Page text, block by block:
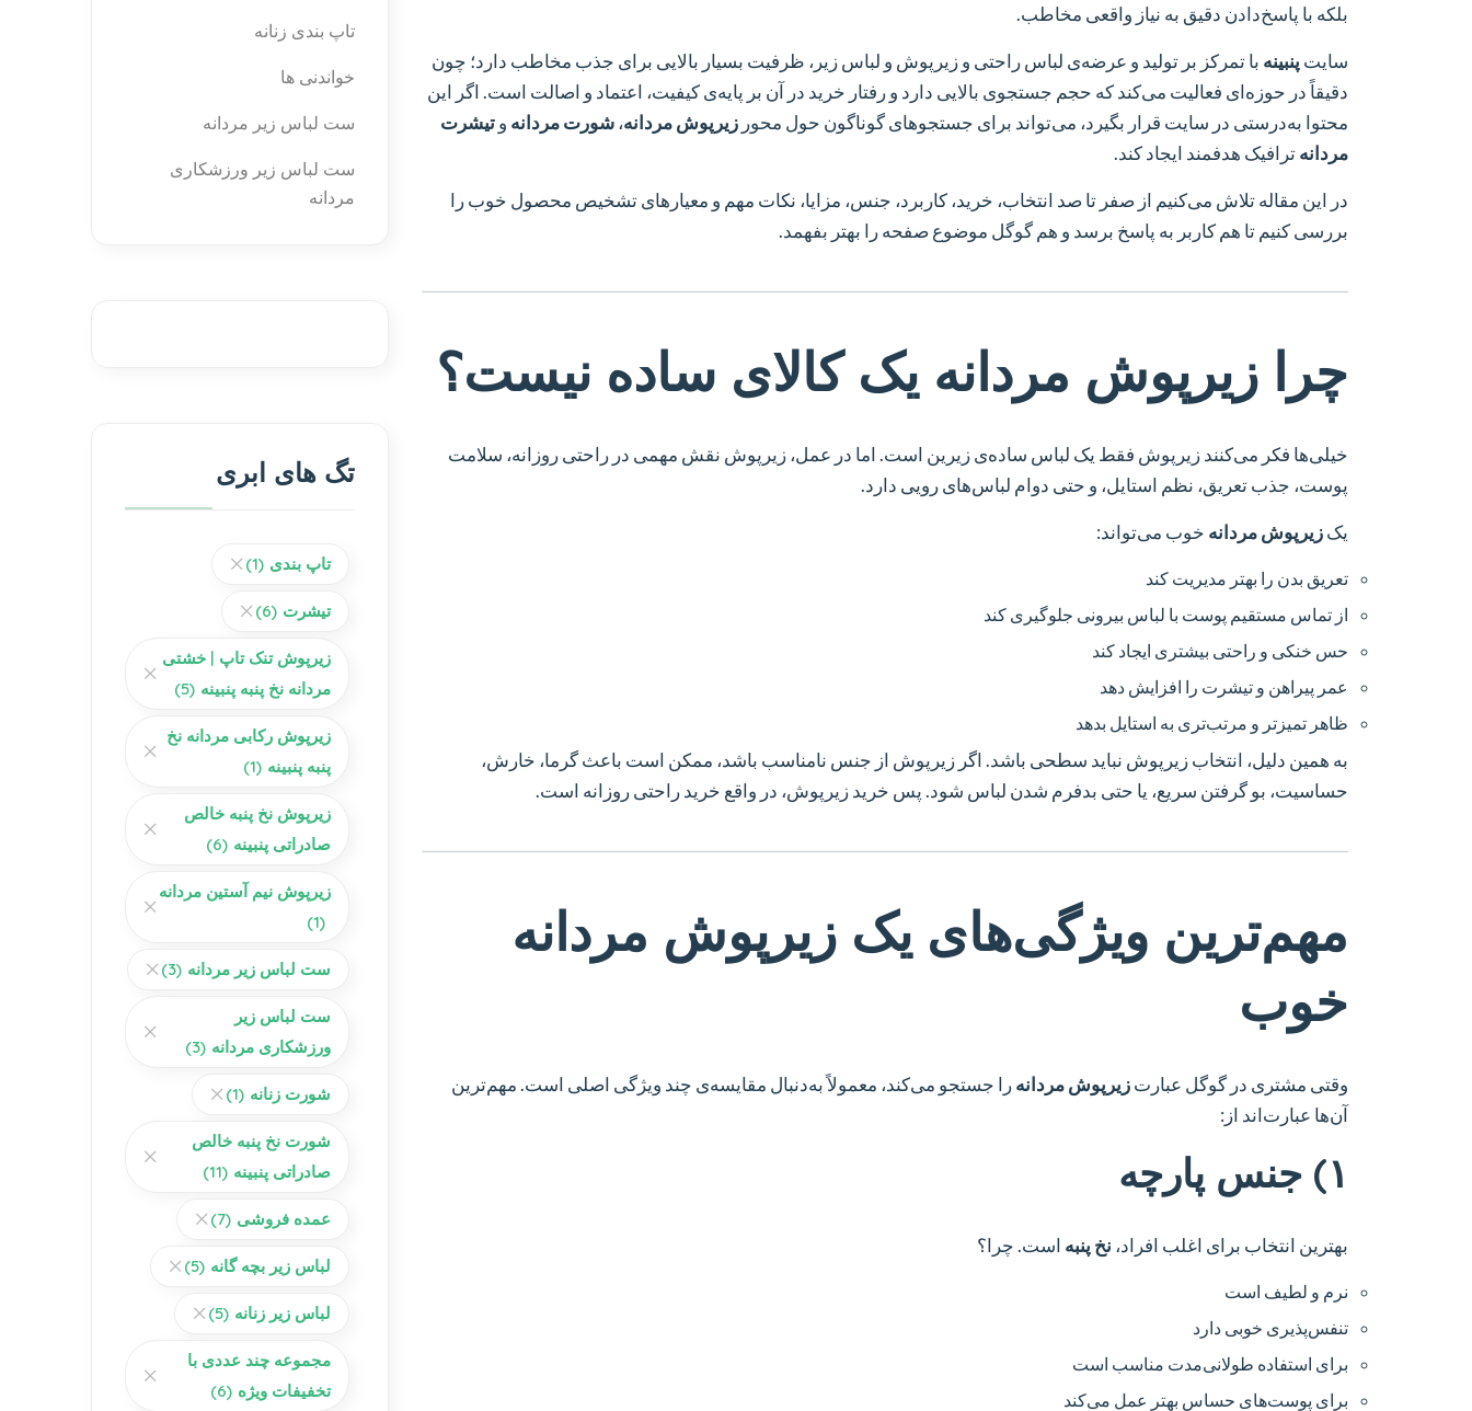
بلکه با پاسخ‌دادن دقیق به نیاز واقعی مخاطب.
سایت پنبینه با تمرکز بر تولید و عرضه‌ی لباس راحتی و زیرپوش و لباس زیر، ظرفیت بسیار بالایی برای جذب مخاطب دارد؛ چون
دقیقاً در حوزه‌ای فعالیت می‌کند که حجم جستجوی بالایی دارد و رفتار خرید در آن بر پایه‌ی کیفیت، اعتماد و اصالت است. اگر این
محتوا به‌درستی در سایت قرار بگیرد، می‌تواند برای جستجوهای گوناگون حول محور زیرپوش مردانه،شورت مردانه وتیشرت
مردانهترافیک هدفمند ایجاد کند.
در این مقاله تلاش می‌کنیم از صفر تا صد انتخاب، خرید، کاربرد، جنس، مزایا، نکات مهم و معیارهای تشخیص محصول خوب را
بررسی کنیم تا هم کاربر به پاسخ برسد و هم گوگل موضوع صفحه را بهتر بفهمد.
چرا زیرپوش مردانه یک کالای ساده نیست؟
خیلی‌ها فکر می‌کنند زیرپوش فقط یک لباس ساده‌ی زیرین است. اما در عمل، زیرپوش نقش مهمی در راحتی روزانه، سلامت
پوست، جذب تعریق، نظم استایل، و حتی دوام لباس‌های رویی دارد.
یکزیرپوش مردانه خوب می‌تواند:
تعریق بدن را بهتر مدیریت کند
از تماس مستقیم پوست با لباس بیرونی جلوگیری کند
حس خنکی و راحتی بیشتری ایجاد کند
عمر پیراهن و تیشرت را افزایش دهد
ظاهر تمیزتر و مرتب‌تری به استایل بدهد
به همین دلیل، انتخاب زیرپوش نباید سطحی باشد. اگر زیرپوش از جنس نامناسب باشد، ممکن است باعث گرما، خارش،
حساسیت، بو گرفتن سریع، یا حتی بدفرم شدن لباس شود. پس خرید زیرپوش، در واقع خرید راحتی روزانه است.
مهم‌ترین ویژگی‌های یک زیرپوش مردانه
خوب
وقتی مشتری در گوگل عبارتزیرپوش مردانهرا جستجو می‌کند، معمولاً به‌دنبال مقایسه‌ی چند ویژگی اصلی است. مهم‌ترین
آن‌ها عبارت‌اند از:
۱) جنس پارچه
بهترین انتخاب برای اغلب افراد، نخ پنبه است. چرا؟
نرم و لطیف است
تنفس‌پذیری خوبی دارد
برای استفاده طولانی‌مدت مناسب است
برای پوست‌های حساس بهتر عمل می‌کند
تاپ بندی زنانه
خواندنی ها
ست لباس زیر مردانه
ست لباس زیر ورزشکاری
مردانه
تگ های ابری
تاپ بندی (1)
تیشرت (6)
زیرپوش تنک تاپ | خشتی
مردانه نخ پنبه پنبینه (5)
زیرپوش رکابی مردانه نخ
پنبه پنبینه (1)
زیرپوش نخ پنبه خالص
صادراتی پنبینه (6)
زیرپوش نیم آستین مردانه
(1)
ست لباس زیر مردانه (3)
ست لباس زیر
ورزشکاری مردانه (3)
شورت زنانه (1)
شورت نخ پنبه خالص
صادراتی پنبینه (11)
عمده فروشی (7)
لباس زیر بچه گانه (5)
لباس زیر زنانه (5)
مجموعه چند عددی با
تخفیفات ویژه (6)